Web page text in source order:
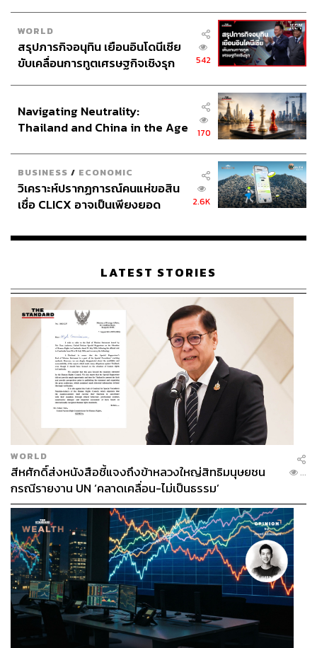
WORLD
สรุปภารกิจอนุทิน เยือนอินโดนีเซีย
ขับเคลื่อนการทูตเศรษฐกิจเชิงรุก
542
Navigating Neutrality:
Thailand and China in the Age
170
BUSINESS / ECONOMIC
วิเคราะห์ปรากฏการณ์คนแห่ขอสิน
เชื่อ CLICX อาจเป็นเพียงยอด
เรือนไทยที่ถูกซุกไว้
2.6K
LATEST STORIES
WORLD
สีหศักดิ์ส่งหนังสือชี้แจงถึงข้าหลวงใหญ่สิทธิมนุษยชน
กรณีรายงาน UN ‘คลาดเคลื่อน-ไม่เป็นธรรม’
...